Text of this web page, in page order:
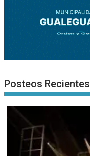
Posteos Recientes